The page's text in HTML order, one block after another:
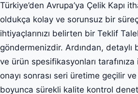
Türkiye’den Avrupa’ya Çelik Kapı
oldukça kolay ve sorunsuz bir
ihtiyaçlarınızı belirten bir Teklif
göndermenizdir. Ardından, detaylı
ve ürün spesifikasyonları
onayı sonrası seri üretime geçilir
boyunca sürekli kalite kontrol